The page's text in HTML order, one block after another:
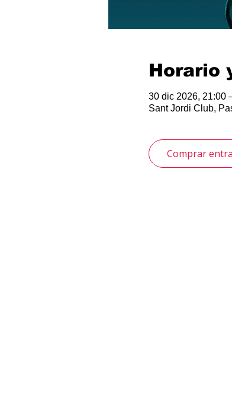
Horario
30 dic 2026, 21:00
Sant Jordi Club,
Comprar